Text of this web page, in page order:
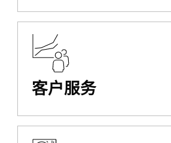
客户服务